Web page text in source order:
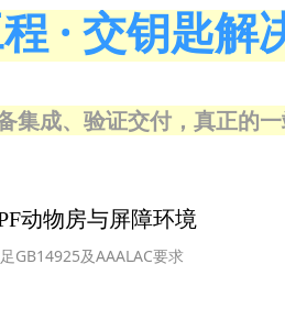
· 交钥匙解
动物房与屏障环境
GB14925及AAALAC要求
集成、验证交付，真正的
（工作时间）
区石基镇永善村南路102号6栋